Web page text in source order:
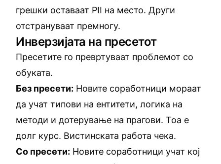
грешки оставаат PII на место. Други
отстрануваат премногу.
Инверзијата на пресетот
Пресетите го превртуваат проблемот со
обуката.
Без пресети: Новите соработници мораат
да учат типови на ентитети, логика на
методи и дотерување на прагови. Тоа е
долг курс. Вистинската работа чека.
Со пресети: Новите соработници учат кој